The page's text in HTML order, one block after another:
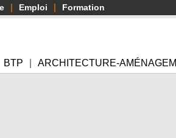
Emploi Formation
BTP ARCHITECTURE-